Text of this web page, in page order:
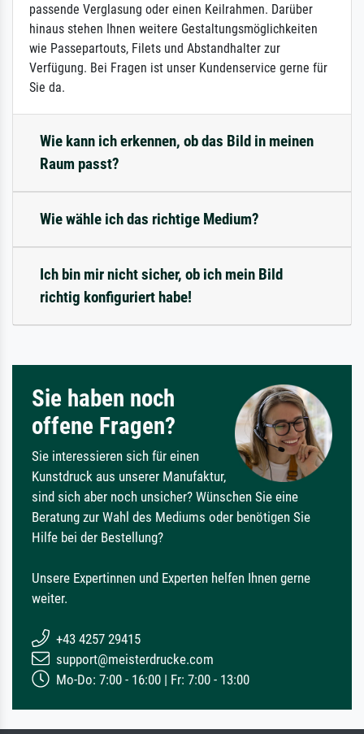
passende Verglasung oder einen Keilrahmen. Darüber
hinaus stehen Ihnen weitere Gestaltungsmöglichkeiten
wie Passepartouts, Filets und Abstandhalter zur
Verfügung. Bei Fragen ist unser Kundenservice gerne für
Sie da.
Wie kann ich erkennen, ob das Bild in meinen
Raum passt?
Wie wähle ich das richtige Medium?
Ich bin mir nicht sicher, ob ich mein Bild
richtig konfiguriert habe!
Sie haben noch
offene Fragen?
Sie interessieren sich für einen
Kunstdruck aus unserer Manufaktur,
sind sich aber noch unsicher? Wünschen Sie eine
Beratung zur Wahl des Mediums oder benötigen Sie
Hilfe bei der Bestellung?
Unsere Expertinnen und Experten helfen Ihnen gerne
weiter.
+43 4257 29415
support@meisterdrucke.com
Mo-Do: 7:00 - 16:00 | Fr: 7:00 - 13:00